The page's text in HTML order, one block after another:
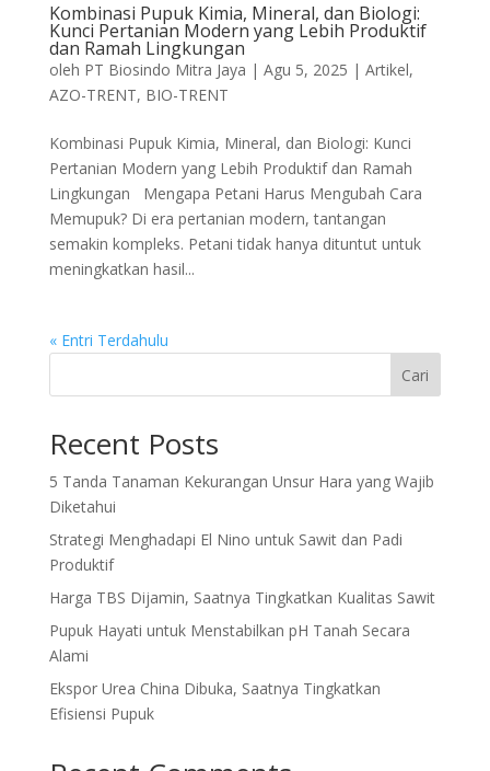
Kombinasi Pupuk Kimia, Mineral, dan Biologi:
Kunci Pertanian Modern yang Lebih Produktif
dan Ramah Lingkungan
oleh PT Biosindo Mitra Jaya | Agu 5, 2025 | Artikel,
AZO-TRENT, BIO-TRENT
Kombinasi Pupuk Kimia, Mineral, dan Biologi: Kunci
Pertanian Modern yang Lebih Produktif dan Ramah
Lingkungan Mengapa Petani Harus Mengubah Cara
Memupuk? Di era pertanian modern, tantangan
semakin kompleks. Petani tidak hanya dituntut untuk
meningkatkan hasil...
« Entri Terdahulu
Cari
Recent Posts
5 Tanda Tanaman Kekurangan Unsur Hara yang Wajib
Diketahui
Strategi Menghadapi El Nino untuk Sawit dan Padi
Produktif
Harga TBS Dijamin, Saatnya Tingkatkan Kualitas Sawit
Pupuk Hayati untuk Menstabilkan pH Tanah Secara
Alami
Ekspor Urea China Dibuka, Saatnya Tingkatkan
Efisiensi Pupuk